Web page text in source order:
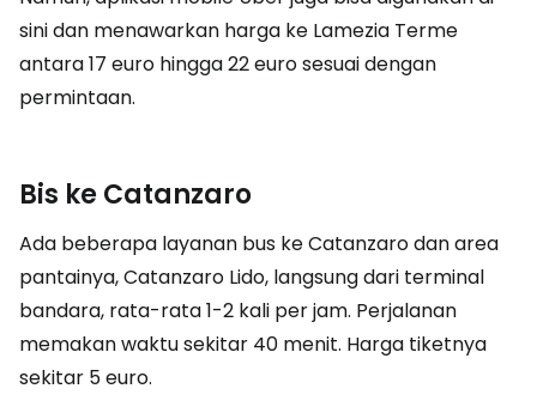
sini dan menawarkan harga ke Lamezia Terme
antara 17 euro hingga 22 euro sesuai dengan
permintaan.
Bis ke Catanzaro
Ada beberapa layanan bus ke Catanzaro dan area
pantainya, Catanzaro Lido, langsung dari terminal
bandara, rata-rata 1-2 kali per jam. Perjalanan
memakan waktu sekitar 40 menit. Harga tiketnya
sekitar 5 euro.